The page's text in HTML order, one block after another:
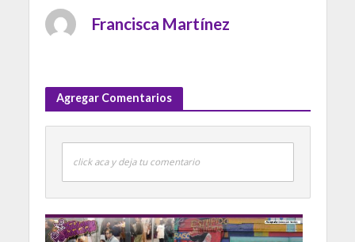
Francisca Martínez
Agregar Comentarios
click aca y deja tu comentario